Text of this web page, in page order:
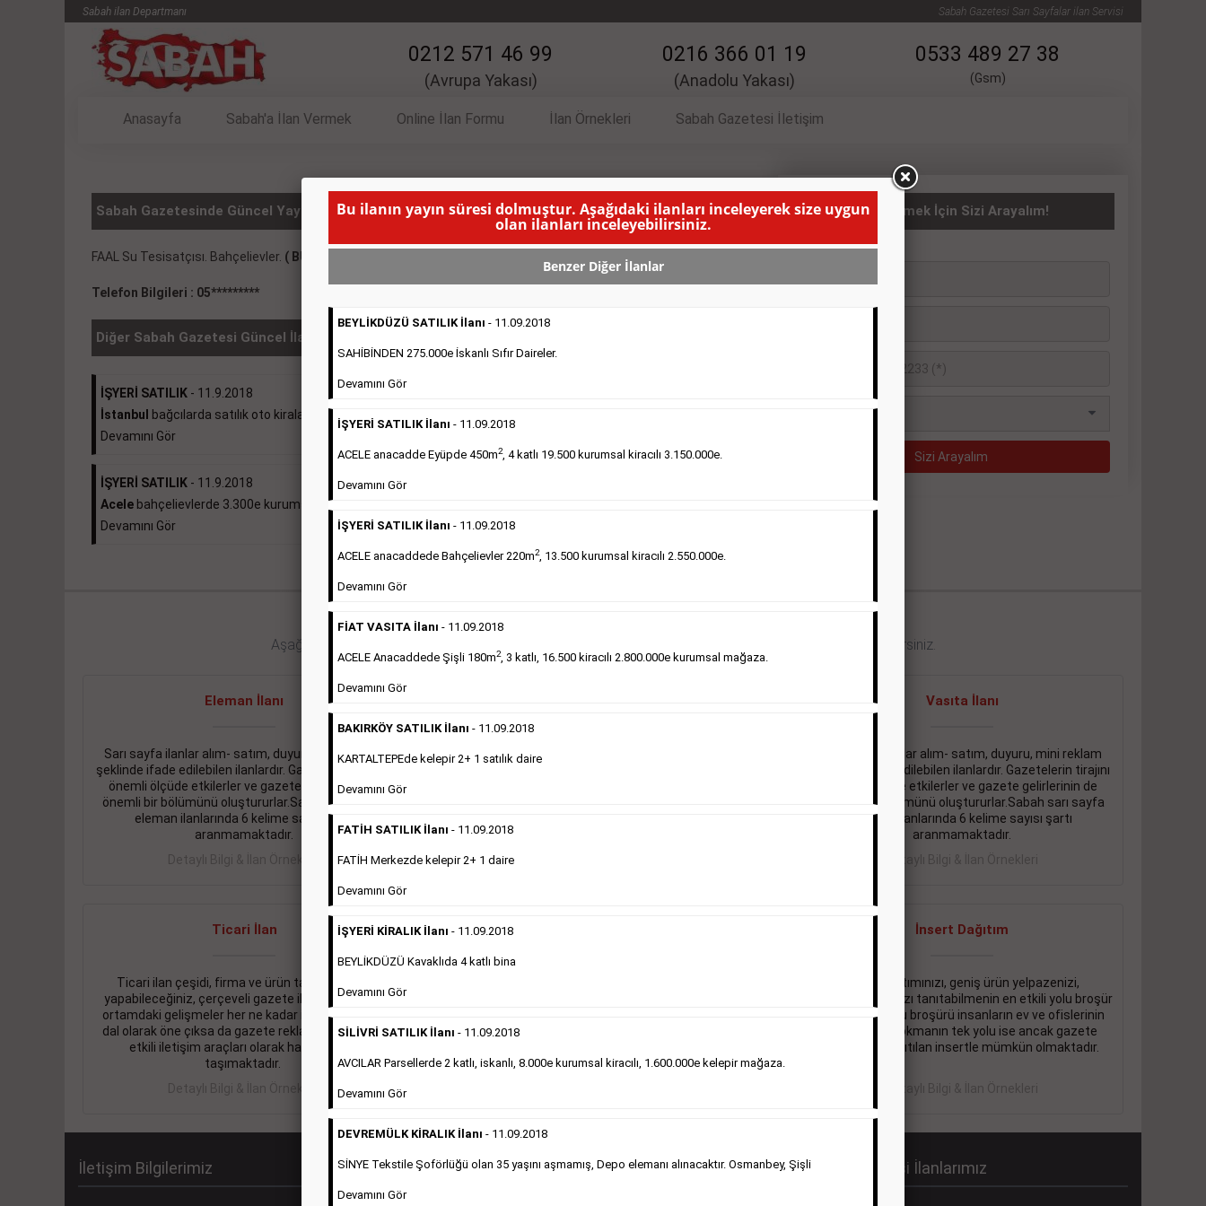
Sabah ilan Departmanı Sabah Gazetesi Sarı Sayfalar ilan Servisi
0212 571 46 99
(Avrupa Yakası)
0216 366 01 19
(Anadolu Yakası)
0533 489 27 38
(Gsm)
Anasayfa Sabah'a İlan Vermek Online İlan Formu İlan Örnekleri Sabah Gazetesi İletişim
Sabah Gazetesinde Güncel Yayınlanmış SATILIK İlanı
FAAL Su Tesisatçısı. Bahçelievler. ( BU İLANIN YAYINLANMA SÜRESİ DOLMUŞTUR )
Telefon Bilgileri : 05*********
Diğer Sabah Gazetesi Güncel İlanlar
İŞYERİ SATILIK - 11.9.2018
İstanbul
bağcılarda satılık oto kiralama...
Devamını Gör
İŞYERİ SATILIK - 11.9.2018
Acele bahçelievlerde 3.300e kurumsal kiracılı 490...
Devamını Gör
Devamını Gör
SATILIK İlanı Vermek İçin Sizi Arayalım!
Aşağıdaki bağlantıları takip ederek farklı ilan türleri hakkında detaylara ulaşabilir, ilan örneklerini görebilirsiniz.
Eleman İlanı
Sarı sayfa ilanlar alım- satım, duyuru, mini reklam
şeklinde ifade edilebilen ilanlardır. Gazetelerin tirajını
önemli ölçüde etkilerler ve gazete gelirlerinin de
önemli bir bölümünü oluştururlar.Sabah sarı sayfa
eleman ilanlarında 6 kelime sayısı şartı
aranmamaktadır.
Detaylı Bilgi & İlan Örnekleri
Sarı sayfa ilanlar alım- satım, duyuru, mini reklam
Vasıta İlanı
Sarı sayfa ilanlar alım- satım, duyuru, mini reklam
şeklinde ifade edilebilen ilanlardır. Gazetelerin tirajını
önemli ölçüde etkilerler ve gazete gelirlerinin de
önemli bir bölümünü oluştururlar.Sabah sarı sayfa
eleman ilanlarında 6 kelime sayısı şartı
aranmamaktadır.
Detaylı Bilgi & İlan Örnekleri
Ticari İlan
Ticari ilan çeşidi, firma ve ürün tanıtımlarınızı
yapabileceğiniz, çerçeveli gazete ilanlarıdır. Dijital
ortamdaki gelişmeler her ne kadar ihtiyacın arttığı
dal olarak öne çıksa da gazete reklamları halen en
etkili iletişim araçları olarak hayati önem
taşımaktadır.
Detaylı Bilgi & İlan Örnekleri
ilanlara göre daha ekonomiktir.
İnsert Dağıtım
Firma tanıtımınızı, geniş ürün yelpazenizi,
promosyonlarınızı tanıtabilmenin en etkili yolu broşür
dağıtmaktır. Bu broşürü insanların ev ve ofislerinin
içine kadar sokmanın tek yolu ise ancak gazete
içerisinde dağıtılan insertle mümkün olmaktadır.
Detaylı Bilgi & İlan Örnekleri
İletişim Bilgilerimiz Kampanyalarımız Sabah Gazetesi İlanlarımız
Bu ilanın yayın süresi dolmuştur. Aşağıdaki ilanları inceleyerek size uygun
olan ilanları inceleyebilirsiniz.
Benzer Diğer İlanlar
BEYLİKDÜZÜ SATILIK İlanı - 11.09.2018
SAHİBİNDEN 275.000e İskanlı Sıfır Daireler.
Devamını Gör
İŞYERİ SATILIK İlanı - 11.09.2018
ACELE anacadde Eyüpde 450m2, 4 katlı 19.500 kurumsal kiracılı 3.150.000e.
Devamını Gör
İŞYERİ SATILIK İlanı - 11.09.2018
ACELE anacaddede Bahçelievler 220m2, 13.500 kurumsal kiracılı 2.550.000e.
Devamını Gör
FİAT VASITA İlanı - 11.09.2018
ACELE Anacaddede Şişli 180m2, 3 katlı, 16.500 kiracılı 2.800.000e kurumsal mağaza.
Devamını Gör
BAKIRKÖY SATILIK İlanı - 11.09.2018
KARTALTEPEde kelepir 2+ 1 satılık daire
Devamını Gör
FATİH SATILIK İlanı - 11.09.2018
FATİH Merkezde kelepir 2+ 1 daire
Devamını Gör
İŞYERİ KİRALIK İlanı - 11.09.2018
BEYLİKDÜZÜ Kavaklıda 4 katlı bina
Devamını Gör
SİLİVRİ SATILIK İlanı - 11.09.2018
AVCILAR Parsellerde 2 katlı, iskanlı, 8.000e kurumsal kiracılı, 1.600.000e kelepir mağaza.
Devamını Gör
DEVREMÜLK KİRALIK İlanı - 11.09.2018
SİNYE Tekstile Şoförlüğü olan 35 yaşını aşmamış, Depo elemanı alınacaktır. Osmanbey, Şişli
Devamını Gör